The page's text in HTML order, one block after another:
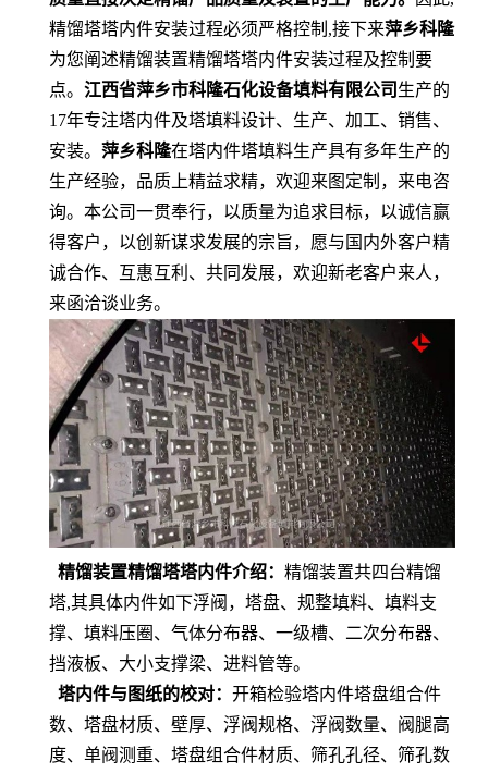
精馏塔塔内件安装过程必须严格控制 ,接下来萍乡科隆
为您阐述精馏装置精馏塔塔内件安装过程及控制要
点。 江西省萍乡市科隆石化设备填料有限公司 生产的
17年专注塔内件及塔填料设计、生产、加工、销售、
安装。 萍乡科隆在塔内件塔填料生产具有多年生产的
生产经验，品质上精益求精，欢迎来图定制，来电咨
询。本公司一贯奉行，以质量为追求目标，以诚信赢
得客户，以创新谋求发展的宗旨， 愿与国内外客户精
诚合作、互惠互利、共同发展，欢迎新老客户来人，
来函洽谈业务。
精馏装置精馏塔塔内件介绍： 精馏装置共四台精馏
塔,其具体内件如下浮阀，塔盘、规整填料、填料支
撑、 填料压圈 、 气体分布器、 一级槽、二次分布器、
挡液板、大小支撑梁、进料管等。
塔内件与图纸的校对： 开箱检验塔内件塔盘组合件
数、塔盘材质、壁厚、浮阀规格、浮阀数量、 阀腿高
度、 单阀测重、塔盘组合件材质、筛孔孔径、筛孔数